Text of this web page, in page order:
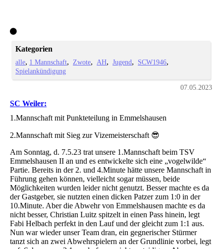
Kategorien
alle 1 Mannschaft Zwote AH Jugend
SCW1946
Spielankündigung
07.05.2023
SC Weiler:
1.Mannschaft mit Punkteteilung in Emmelshausen
2.Mannschaft mit Sieg zur Vizemeisterschaft 😎
Am Sonntag, d. 7.5.23 trat unsere 1.Mannschaft beim TSV
Emmelshausen II an und es entwickelte sich eine „vogelwilde“
Partie. Bereits in der 2. und 4.Minute hätte unsere Mannschaft in
Führung gehen können, vielleicht sogar müssen, beide
Möglichkeiten wurden leider nicht genutzt. Besser machte es da
der Gastgeber, sie nutzten einen dicken Patzer zum 1:0 in der
10.Minute. Aber die Abwehr von Emmelshausen machte es da
nicht besser, Christian Luitz spitzelt in einen Pass hinein, legt
Fabi Helbach perfekt in den Lauf und der gleicht zum 1:1 aus.
Nun war wieder unser Team dran, ein gegnerischer Stürmer
tanzt sich an zwei Abwehrspielern an der Grundlinie vorbei, legt